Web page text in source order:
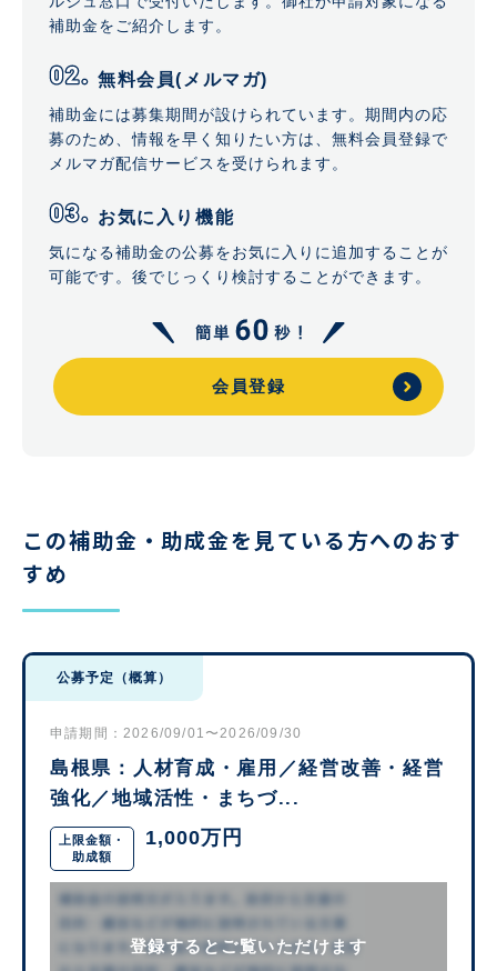
補助金をご紹介します。
無料会員(メルマガ)
補助金には募集期間が設けられています。期間内の応
募のため、情報を早く知りたい方は、無料会員登録で
メルマガ配信サービスを受けられます。
お気に入り機能
気になる補助金の公募をお気に入りに追加することが
可能です。後でじっくり検討することができます。
会員登録
この補助金・助成金を見ている方へのおす
すめ
公募予定（概算）
申請期間：2026/09/01〜2026/09/30
島根県：人材育成・雇用／経営改善・経営
強化／地域活性・まちづ...
上限金額・
助成額
1,000万円
登録するとご覧いただけます